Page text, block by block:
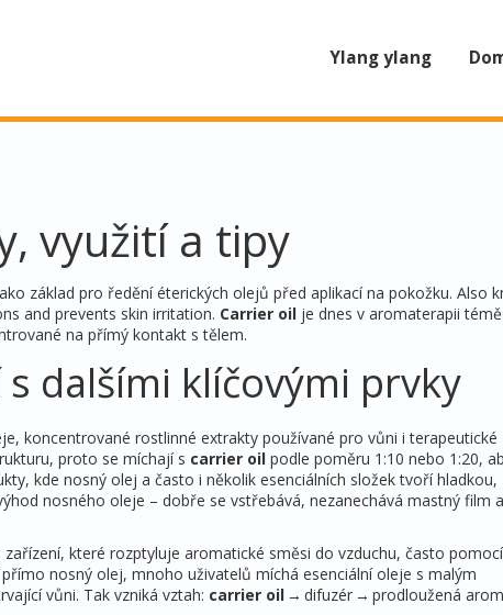
Ylang ylang
využití a tipy
základ pro ředění éterických olejů před aplikací na pokožku. Also
and prevents skin irritation. Carrier oil je dnes v aromaterapii
na přímý kontakt s tělem.
s dalšími klíčovými prvky
, koncentrované rostlinné extrakty používané pro vůni i terapeutické
proto se míchají s carrier oil podle poměru 1:10 nebo 1:20,
kde nosný olej a často i několik esenciálních složek tvoří hladkou,
nosného oleje – dobře se vstřebává, nezanechává mastný film a
zařízení, které rozptyluje aromatické směsi do vzduchu, často pomocí
nosný olej, mnoho uživatelů míchá esenciální oleje s malým
vůni. Tak vzniká vztah: carrier oil → difuzér → prodloužená